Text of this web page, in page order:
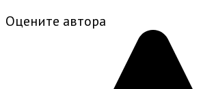
Оцените автора